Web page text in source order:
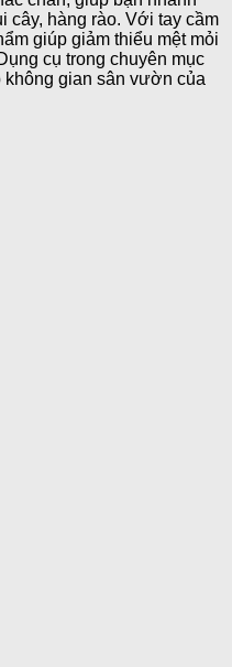
cây, hàng rào. Với tay cầm
giúp giảm thiểu mệt mỏi
cụ trong chuyên mục
không gian sân vườn của